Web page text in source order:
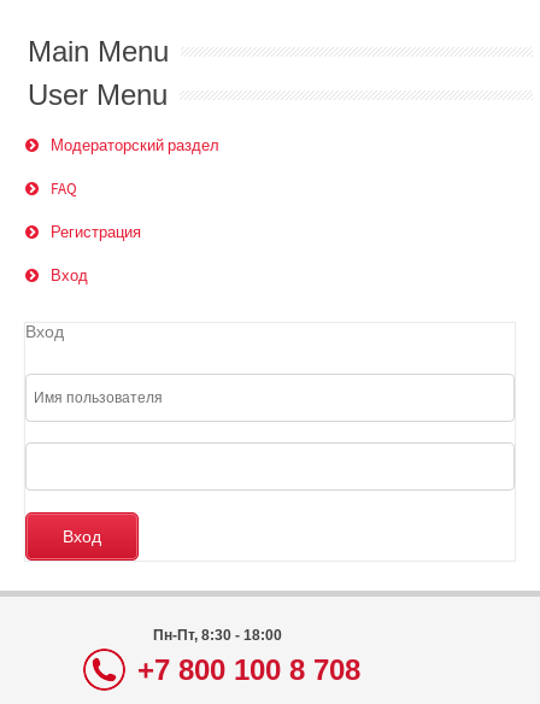
Main Menu
User Menu
Модераторский раздел
FAQ
Регистрация
Вход
Вход
Пн-Пт, 8:30 - 18:00
+7 800 100 8 708